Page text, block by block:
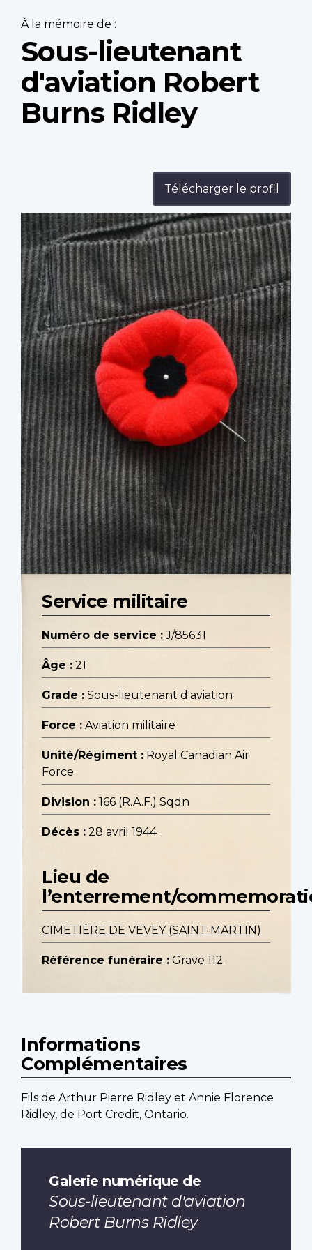
À la mémoire de :
Sous-lieutenant
d'aviation Robert
Burns Ridley
Télécharger le profil
Profile
image
Service militaire
Numéro de service : J/85631
Âge : 21
Grade : Sous-lieutenant d'aviation
Force : Aviation militaire
Unité/Régiment : Royal Canadian Air
Force
Division : 166 (R.A.F.) Sqdn
Décès : 28 avril 1944
Lieu de
l’enterrement/
CIMETIÈRE DE VEVEY (SAINT-MARTIN)
Référence funéraire : Grave 112.
Informations
Complémentaires
Fils de Arthur Pierre Ridley et Annie Florence
Ridley, de Port Credit, Ontario.
Galerie numérique de
Sous-lieutenant d'aviation
Robert Burns Ridley